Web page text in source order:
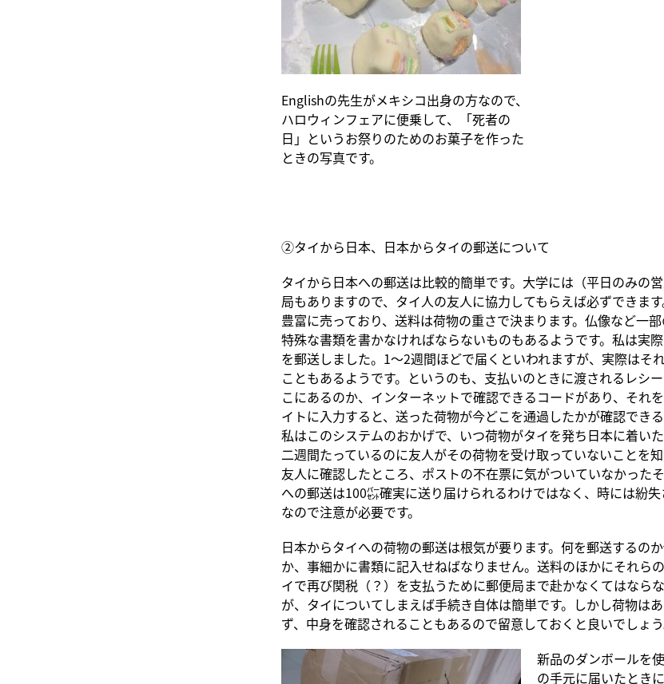
Englishの先生がメキシコ出身の方なので、
ハロウィンフェアに便乗して、「死者の
日」というお祭りのためのお菓子を作った
ときの写真です。
②タイから日本、日本からタイの郵送について
タイから日本への郵送は比較的簡単です。大学には（平日のみの
局もありますので、タイ人の友人に協力してもらえば必ずできま
豊富に売っており、送料は荷物の重さで決まります。仏像など一
特殊な書類を書かなければならないものもあるようです。私は実
を郵送しました。1～2週間ほどで届くといわれますが、実際はそ
こともあるようです。というのも、支払いのときに渡されるレシ
こにあるのか、インターネットで確認できるコードがあり、それ
イトに入力すると、送った荷物が今どこを通過したかが確認できる
私はこのシステムのおかげで、いつ荷物がタイを発ち日本に着い
二週間たっているのに友人がその荷物を受け取っていないことを知
友人に確認したところ、ポストの不在票に気がついていなかった
への郵送は100㌫確実に送り届けられるわけではなく、時には紛
なので注意が必要です。
日本からタイへの荷物の郵送は根気が要ります。何を郵送するの
か、事細かに書類に記入せねばなりません。送料のほかにそれら
イで再び関税（？）を支払うために郵便局まで赴かなくてはならな
が、タイについてしまえば手続き自体は簡単です。しかし荷物は
ず、中身を確認されることもあるので留意しておくと良いでしょう
新品のダンボールを
の手元に届いたとき